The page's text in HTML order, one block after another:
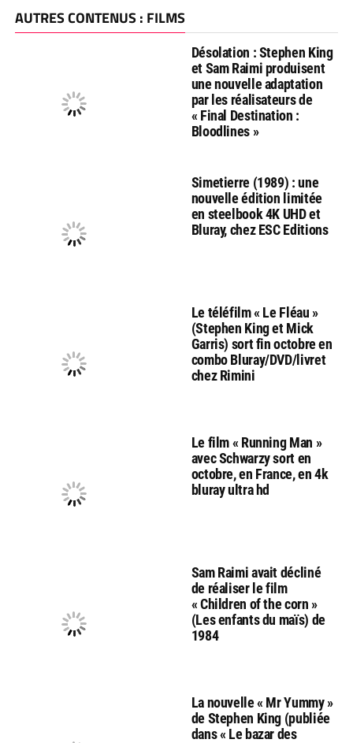
AUTRES CONTENUS : FILMS
Désolation : Stephen King
et Sam Raimi produisent
une nouvelle adaptation
par les réalisateurs de
« Final Destination :
Bloodlines »
Simetierre (1989) : une
nouvelle édition limitée
en steelbook 4K UHD et
Bluray, chez ESC Editions
Le téléfilm « Le Fléau »
(Stephen King et Mick
Garris) sort fin octobre en
combo Bluray/DVD/livret
chez Rimini
Le film « Running Man »
avec Schwarzy sort en
octobre, en France, en 4k
bluray ultra hd
Sam Raimi avait décliné
de réaliser le film
« Children of the corn »
(Les enfants du maïs) de
1984
La nouvelle « Mr Yummy »
de Stephen King (publiée
dans « Le bazar des